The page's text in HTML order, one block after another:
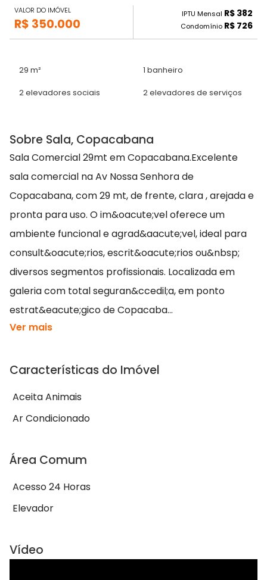
VALOR DO IMÓVEL
R$ 350.000
IPTU Mensal R$ 382
Condomínio R$ 726
29 m² 1 banheiro
2 elevadores sociais 2 elevadores de serviços
Sobre Sala, Copacabana
Sala Comercial 29mt em Copacabana.Excelente
sala comercial na Av Nossa Senhora de
Copacabana, com 29 mt, de frente, clara , arejada e
pronta para uso. O im&oacute;vel oferece um
ambiente funcional e agrad&aacute;vel, ideal para
consult&oacute;rios, escrit&oacute;rios ou&nbsp;
diversos segmentos profissionais. Localizada em
galeria com total seguran&ccedil;a, em ponto
estrat&eacute;gico de Copacaba...
Ver mais
Características do Imóvel
Aceita Animais
Ar Condicionado
Área Comum
Acesso 24 Horas
Elevador
Vídeo